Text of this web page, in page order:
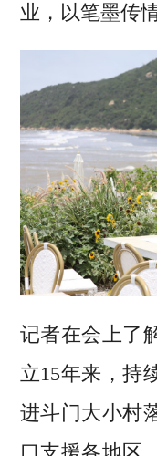
业，以笔墨传
记者在会上了
立15年来，持
进斗门大小村